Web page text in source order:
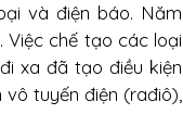
và điện báo. Năm
Việc chế tạo các loại
xa đã tạo điều kiện
tuyến điện (rađiô),